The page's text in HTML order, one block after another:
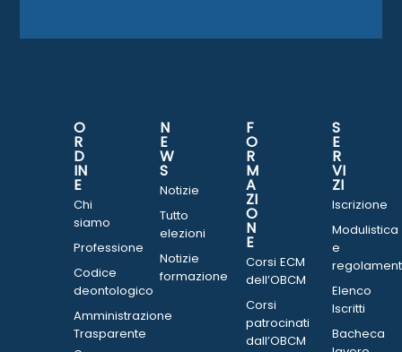
O
R
D
IN
E
Chi
siamo
Professione
Codice
deontologico
Amministrazione
Trasparente
N
E
W
S
Notizie
Tutto
elezioni
Notizie
formazione
F
O
R
M
A
ZI
O
N
E
Corsi ECM
dell’OBCM
Corsi
patrocinati
dall’OBCM
S
E
R
VI
ZI
Iscrizione
Modulistica
e
Elenco
Iscritti
Bacheca